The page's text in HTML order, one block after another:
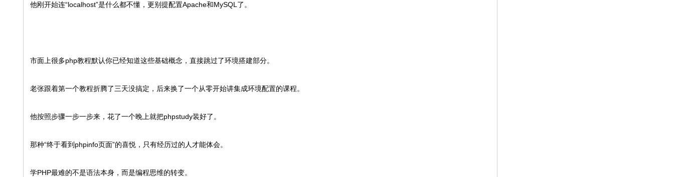
他刚开始连“localhost”是什么都不懂，更别提配置Apache和MySQL了。
市面上很多php教程默认你已经知道这些基础概念，直接跳过了环境搭建部分。
老张跟着第一个教程折腾了三天没搞定，后来换了一个从零开始讲集成环境配置的课程。
他按照步骤一步一步来，花了一个晚上就把phpstudy装好了。
那种“终于看到phpinfo页面”的喜悦，只有经历过的人才能体会。
学PHP最难的不是语法本身，而是编程思维的转变。